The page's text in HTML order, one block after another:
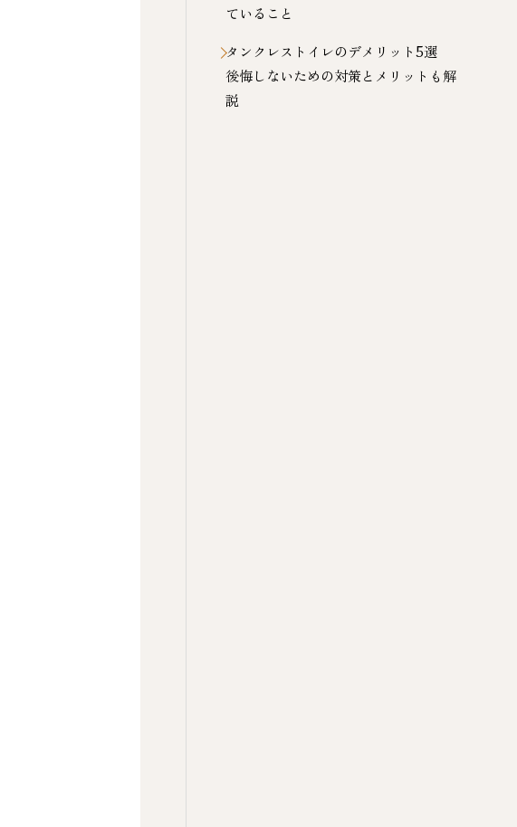
ていること
タンクレストイレのデメリット5選
後悔しないための対策とメリットも解
説